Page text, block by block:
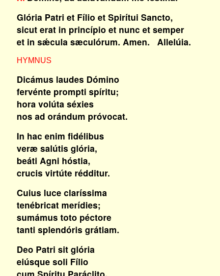
Glória Patri et Fílio et Spirítui Sancto,
sicut erat in princípio et nunc et semper
et in sǽcula sæculórum. Amen. Allelúia.
HYMNUS
Dicámus laudes Dómino
fervénte prompti spíritu;
hora volúta séxies
nos ad orándum próvocat.
In hac enim fidélibus
veræ salútis glória,
beáti Agni hóstia,
crucis virtúte rédditur.
Cuius luce claríssima
tenébricat merídies;
sumámus toto péctore
tanti splendóris grátiam.
Deo Patri sit glória
eiúsque soli Fílio